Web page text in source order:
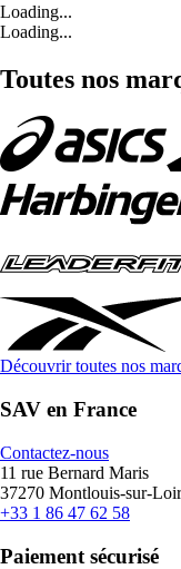
Loading...
Loading...
Toutes nos
Découvrir toutes nos
SAV en France
Contactez-nous
11 rue Bernard Maris
37270 Montlouis-sur-
+33 1 86 47 62 58
Paiement sécurisé